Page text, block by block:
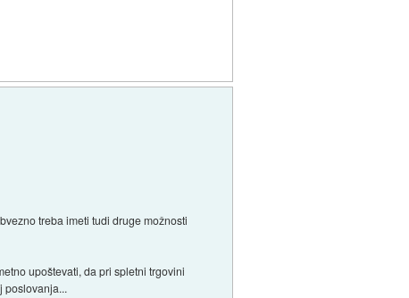
treba imeti tudi druge možnosti
upoštevati, da pri spletni trgovini
poslovanja...